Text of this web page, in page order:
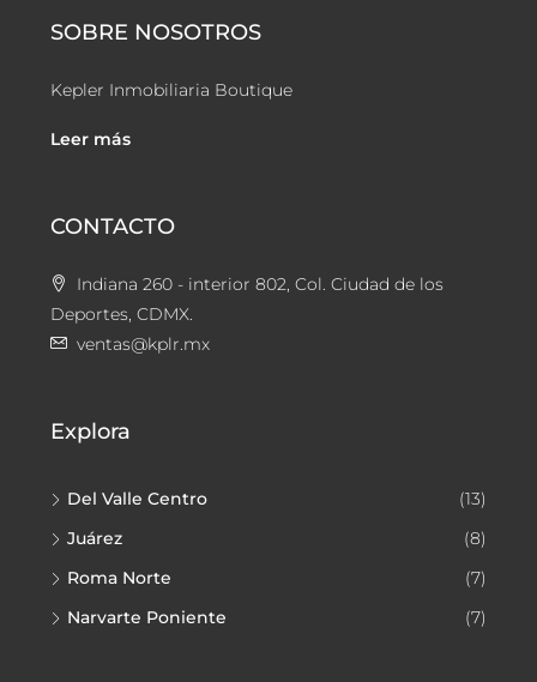
SOBRE NOSOTROS
Kepler Inmobiliaria Boutique
Leer más
CONTACTO
Indiana 260 - interior 802, Col. Ciudad de los
Deportes, CDMX.
ventas@kplr.mx
Explora
Del Valle Centro
(13)
Juárez
(8)
Roma Norte
(7)
Narvarte Poniente
(7)